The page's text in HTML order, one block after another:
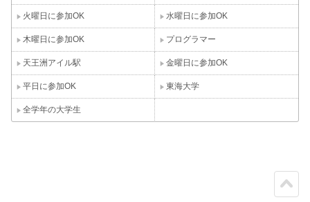
火曜日に参加OK 水曜日に参加OK
木曜日に参加OK プログラマー
天王洲アイル駅 金曜日に参加OK
平日に参加OK 東海大学
全学年の大学生